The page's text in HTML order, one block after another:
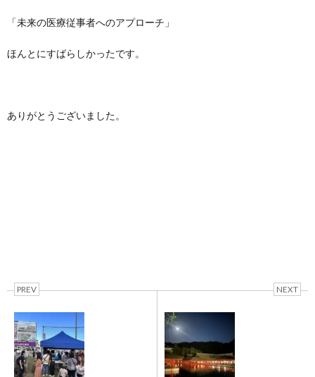
「未来の医療従事者へのアプローチ」
ほんとにすばらしかったです。
ありがとうございました。
PREV NEXT